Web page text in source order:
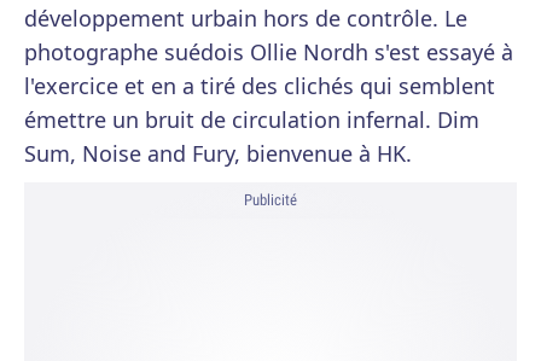
développement urbain hors de contrôle. Le
photographe suédois Ollie Nordh s'est essayé à
l'exercice et en a tiré des clichés qui semblent
émettre un bruit de circulation infernal. Dim
Sum, Noise and Fury, bienvenue à HK.
Publicité